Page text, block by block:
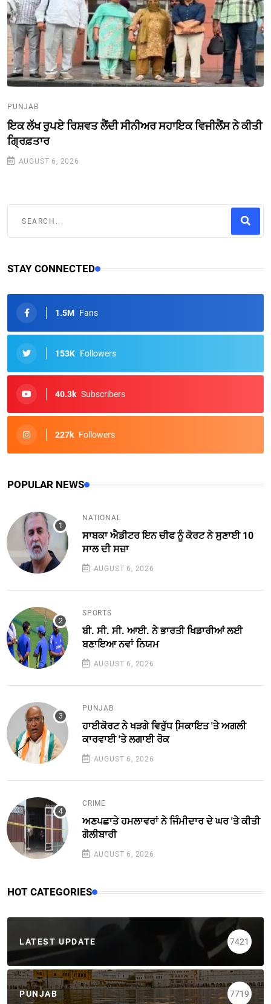
PUNJAB
ਇਕ ਲੱਖ ਰੁਪਏ ਰਿਸ਼ਵਤ ਲੈਂਦੀ ਸੀਨੀਅਰ ਸਹਾਇਕ ਵਿਜੀਲੈਂਸ ਨੇ ਕੀਤੀ
ਗ੍ਰਿਫ਼ਤਾਰ
AUGUST 6, 2026
STAY CONNECTED
1.5M Fans
153K Followers
40.3k Subscribers
227k Followers
POPULAR NEWS
NATIONAL
ਸਾਬਕਾ ਐਡੀਟਰ ਇਨ ਚੀਫ ਨੂੰ ਕੋਰਟ ਨੇ ਸੁਣਾਈ 10
ਸਾਲ ਦੀ ਸਜ਼ਾ
AUGUST 6, 2026
SPORTS
ਬੀ. ਸੀ. ਸੀ. ਆਈ. ਨੇ ਭਾਰਤੀ ਖਿਡਾਰੀਆਂ ਲਈ
ਬਣਾਇਆ ਨਵਾਂ ਨਿਯਮ
AUGUST 6, 2026
PUNJAB
ਹਾਈਕੋਰਟ ਨੇ ਖੜਗੇ ਵਿਰੁੱਧ ਸਿ਼ਕਾਇਤ 'ਤੇ ਅਗਲੀ
ਕਾਰਵਾਈ 'ਤੇ ਲਗਾਈ ਰੋਕ
AUGUST 6, 2026
CRIME
ਅਣਪਛਾਤੇ ਹਮਲਾਵਰਾਂ ਨੇ ਜਿੰਮੀਦਾਰ ਦੇ ਘਰ 'ਤੇ ਕੀਤੀ
ਗੋਲੀਬਾਰੀ
AUGUST 6, 2026
HOT CATEGORIES
LATEST UPDATE 7421
PUNJAB 7719